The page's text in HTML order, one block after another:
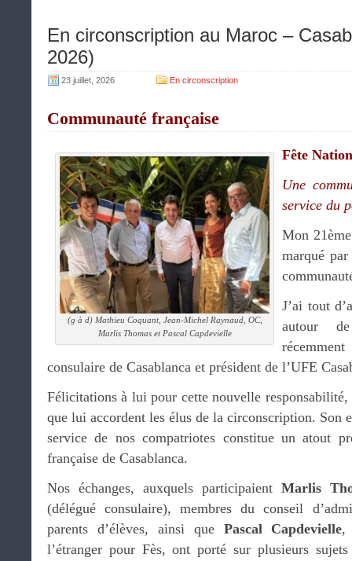
En circonscription au Maroc –
2026)
23 juillet, 2026 En circonscription
Communauté française
(g à d) Mathieu Coquant, Jean-Michel Raynaud, OC,
Marlis Thomas et Pascal Capdevielle
Fête
Une
service du
Mon
marqué
J’ai tout
autour
consulaire de Casablanca et président de l’UFE
Félicitations à lui pour cette nouvelle
que lui accordent les élus de la circonscription. Son
service de nos compatriotes constitue un atout
française de Casablanca.
Nos échanges, auxquels participaient Marlis
(délégué consulaire), membres du conseil
parents d’élèves, ainsi que Pascal Capdevielle,
l’étranger pour Fès, ont porté sur plusieurs